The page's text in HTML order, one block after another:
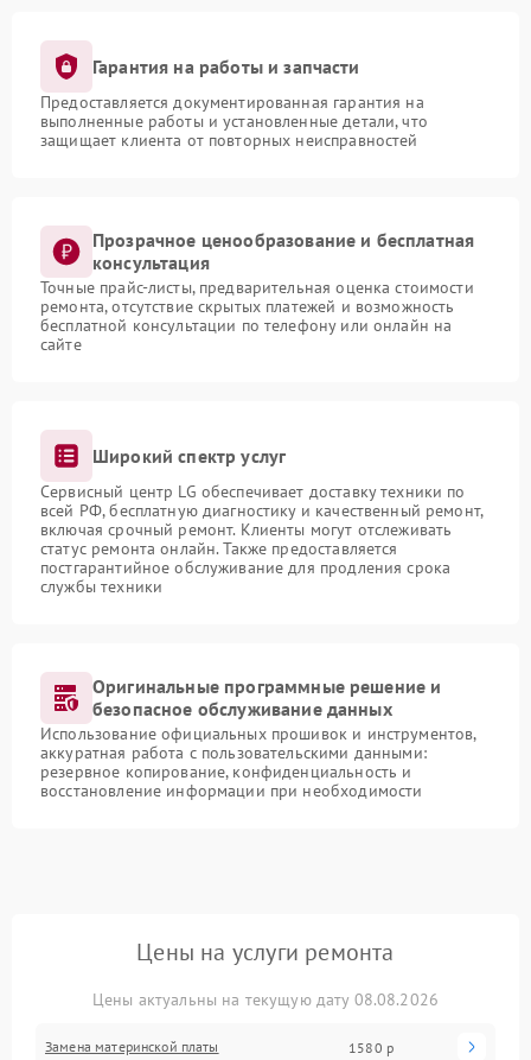
Гарантия на работы и запчасти
Предоставляется документированная гарантия на
выполненные работы и установленные детали, что
защищает клиента от повторных неисправностей
Прозрачное ценообразование и бесплатная
консультация
Точные прайс-листы, предварительная оценка стоимости
ремонта, отсутствие скрытых платежей и возможность
бесплатной консультации по телефону или онлайн на
сайте
Широкий спектр услуг
Сервисный центр LG обеспечивает доставку техники по
всей РФ, бесплатную диагностику и качественный ремонт,
включая срочный ремонт. Клиенты могут отслеживать
статус ремонта онлайн. Также предоставляется
постгарантийное обслуживание для продления срока
службы техники
Оригинальные программные решение и
безопасное обслуживание данных
Использование официальных прошивок и инструментов,
аккуратная работа с пользовательскими данными:
резервное копирование, конфиденциальность и
восстановление информации при необходимости
Цены на услуги ремонта
Цены актуальны на текущую дату 08.08.2026
Замена материнской платы 1580 р